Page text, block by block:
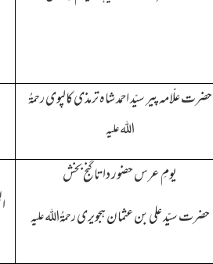
حضرت علّامہ پیر سیّد احمد شاہ ترمذی کالپویرحمۃُ
اللہ علیہ
یومِ عرس حضور داتا گنج بخش
حضرت سیّد علی بن عثمان ہجویریرحمۃُ اللہ علیہ